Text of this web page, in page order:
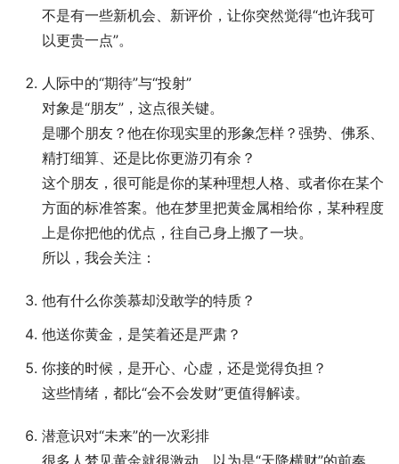
不是有一些新机会、新评价，让你突然觉得“也许我可
以更贵一点”。
人际中的“期待”与“投射”
对象是“朋友”，这点很关键。
是哪个朋友？他在你现实里的形象怎样？强势、佛系、
精打细算、还是比你更游刃有余？
这个朋友，很可能是你的某种理想人格、或者你在某个
方面的标准答案。他在梦里把黄金属相给你，某种程度
上是你把他的优点，往自己身上搬了一块。
所以，我会关注：
他有什么你羡慕却没敢学的特质？
他送你黄金，是笑着还是严肃？
你接的时候，是开心、心虚，还是觉得负担？
这些情绪，都比“会不会发财”更值得解读。
潜意识对“未来”的一次彩排
很多人梦见黄金就很激动，以为是“天降横财”的前奏。